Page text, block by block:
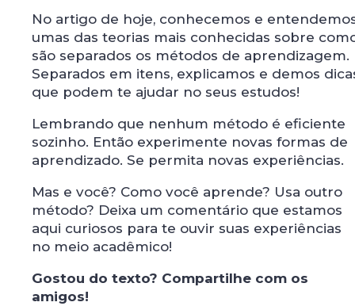
No artigo de hoje, conhecemos e
umas das teorias mais conhecidas sobre
são separados os métodos de aprendizagem.
Separados em itens, explicamos e demos
que podem te ajudar no seus estudos!
Lembrando que nenhum método é eficiente
sozinho. Então experimente novas formas de
aprendizado. Se permita novas experiências.
Mas e você? Como você aprende? Usa outro
método? Deixa um comentário que estamos
aqui curiosos para te ouvir suas experiências
no meio acadêmico!
Gostou do texto? Compartilhe com os
amigos!